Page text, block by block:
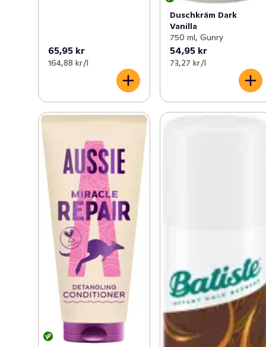
TRESemmé förstår hårets kraft för att öka ditt
välmående och det är därför som TRESemmé erbjuder
professionell hårvård som hjälper dig skapa din egen
stil hemma och uppleva den härliga salongskänslan
varje dag
65,95 kr
164,88 kr /l
Duschkräm Dark
Vanilla
750 ml, Gunry
54,95 kr
73,27 kr /l